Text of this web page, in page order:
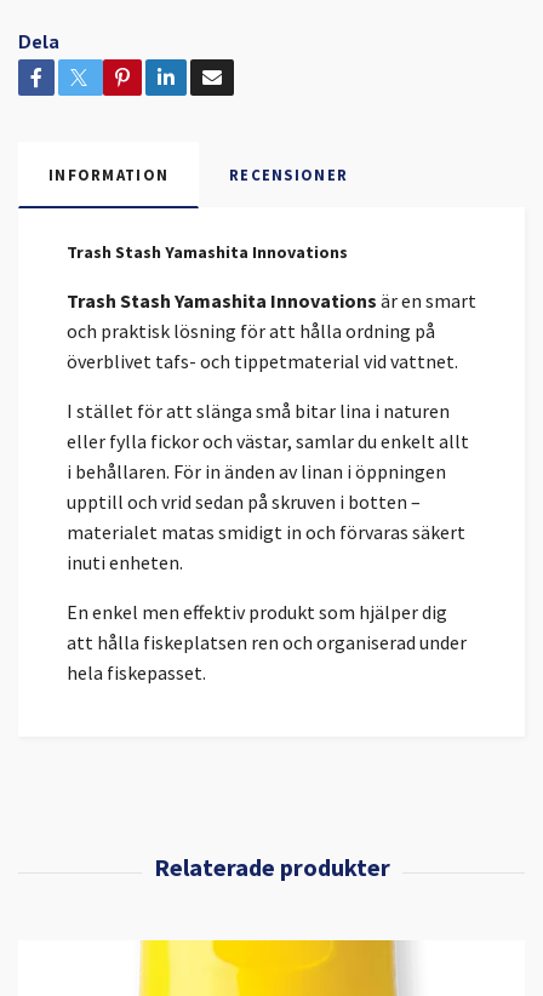
Dela
INFORMATION RECENSIONER
Trash Stash Yamashita Innovations
Trash Stash Yamashita Innovations är en smart
och praktisk lösning för att hålla ordning på
överblivet tafs- och tippetmaterial vid vattnet.
I stället för att slänga små bitar lina i naturen
eller fylla fickor och västar, samlar du enkelt allt
i behållaren. För in änden av linan i öppningen
upptill och vrid sedan på skruven i botten –
materialet matas smidigt in och förvaras säkert
inuti enheten.
En enkel men effektiv produkt som hjälper dig
att hålla fiskeplatsen ren och organiserad under
hela fiskepasset.